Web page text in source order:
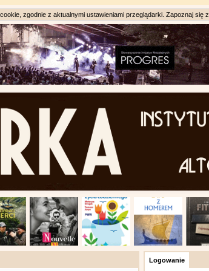
zgodnie z aktualnymi ustawieniami przeglądarki. Zapoznaj się z
Logowanie